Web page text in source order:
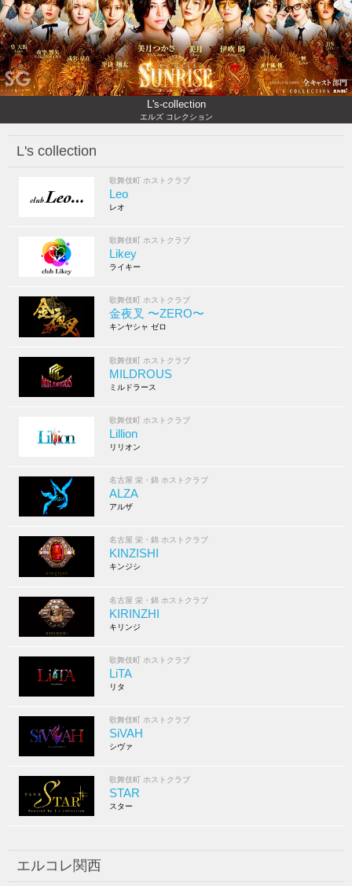
L's-collection
エルズ コレクション
L's collection
歌舞伎町 ホストクラブ
Leo
レオ
歌舞伎町 ホストクラブ
Likey
ライキー
歌舞伎町 ホストクラブ
金夜叉 〜ZERO〜
キンヤシャ ゼロ
歌舞伎町 ホストクラブ
MILDROUS
ミルドラース
歌舞伎町 ホストクラブ
Lillion
リリオン
名古屋 栄・錦 ホストクラブ
ALZA
アルザ
名古屋 栄・錦 ホストクラブ
KINZISHI
キンジシ
名古屋 栄・錦 ホストクラブ
KIRINZHI
キリンジ
歌舞伎町 ホストクラブ
LiTA
リタ
歌舞伎町 ホストクラブ
SiVAH
シヴァ
歌舞伎町 ホストクラブ
STAR
スター
エルコレ関西